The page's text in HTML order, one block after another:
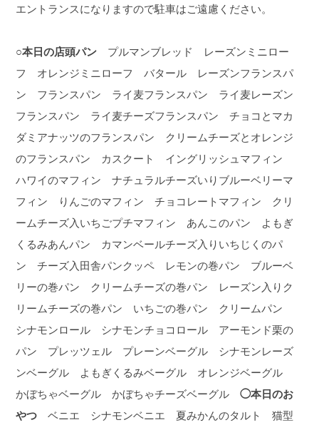
エントランスになりますので駐車はご遠慮ください。
○本日の店頭パン プルマンブレッド レーズンミニロー
フ オレンジミニローフ バタール レーズンフランスパ
ン フランスパン ライ麦フランスパン ライ麦レーズン
フランスパン ライ麦チーズフランスパン チョコとマカ
ダミアナッツのフランスパン クリームチーズとオレンジ
のフランスパン カスクート イングリッシュマフィン
ハワイのマフィン ナチュラルチーズいりブルーベリーマ
フィン りんごのマフィン チョコレートマフィン クリ
ームチーズ入いちごプチマフィン あんこのパン よもぎ
くるみあんパン カマンベールチーズ入りいちじくのパ
ン チーズ入田舎パンクッペ レモンの巻パン ブルーベ
リーの巻パン クリームチーズの巻パン レーズン入りク
リームチーズの巻パン いちごの巻パン クリームパン
シナモンロール シナモンチョコロール アーモンド栗の
パン プレッツェル プレーンベーグル シナモンレーズ
ンベーグル よもぎくるみベーグル オレンジベーグル
かぼちゃベーグル かぼちゃチーズベーグル◯本日のお
やつ ベニエ シナモンベニエ 夏みかんのタルト 猫型